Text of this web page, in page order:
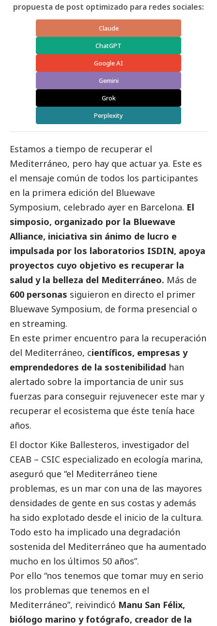
propuesta de post optimizado para redes sociales:
Claude
ChatGPT
Google AI
Gemini
Grok
Perplexity
Estamos a tiempo de recuperar el
Mediterráneo, pero hay que actuar ya. Este es
el mensaje común de todos los participantes
en la primera edición del Bluewave
Symposium, celebrado ayer en Barcelona. El
simposio, organizado por la Bluewave
Alliance, iniciativa sin ánimo de lucro e
impulsada por los laboratorios ISDIN, apoya
proyectos cuyo objetivo es recuperar la
salud y la belleza del Mediterráneo. Más de
600 personas siguieron en directo el primer
Bluewave Symposium, de forma presencial o
en streaming.
En este primer encuentro para la recuperación
del Mediterráneo, científicos, empresas y
emprendedores de la sostenibilidad han
alertado sobre la importancia de unir sus
fuerzas para conseguir rejuvenecer este mar y
recuperar el ecosistema que éste tenía hace
años.
El doctor Kike Ballesteros, investigador del
CEAB – CSIC especializado en ecología marina,
aseguró que “el Mediterráneo tiene
problemas, es un mar con una de las mayores
densidades de gente en sus costas y además
ha sido explotado desde el inicio de la cultura.
Todo esto ha implicado una degradación
sostenida del Mediterráneo que ha aumentado
mucho en los últimos 50 años”.
Por ello “nos tenemos que tomar muy en serio
los problemas que tenemos en el
Mediterráneo”, reivindicó Manu San Félix,
biólogo marino y fotógrafo, creador de la